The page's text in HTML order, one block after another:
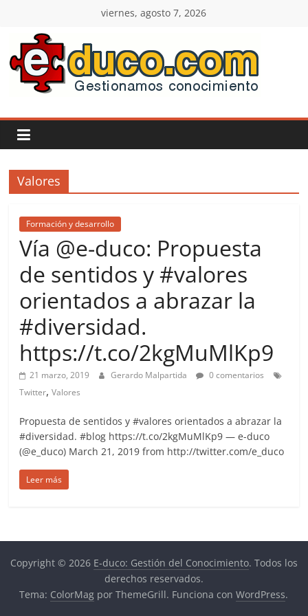
contenido
viernes, agosto 7, 2026
E-
duco:
Gestión
del
Conocimiento
Learn
more.
Do
Be
more.
Valores
Formación y desarrollo
Vía @e-duco: Propuesta
de sentidos y #valores
orientados a abrazar la
#diversidad.
https://t.co/2kgMuMlKp9
21 marzo, 2019 Gerardo Malpartida
0 comentarios
Twitter,Valores
Propuesta de sentidos y #valores orientados a abrazar la
#diversidad. #blog https://t.co/2kgMuMlKp9 — e-duco
(@e_duco) March 21, 2019 from http://twitter.com/e_duco
Leer más
Copyright © 2026 E-duco: Gestión del Conocimiento. Todos los
derechos reservados.
Tema: ColorMag por ThemeGrill. Funciona conWordPress.